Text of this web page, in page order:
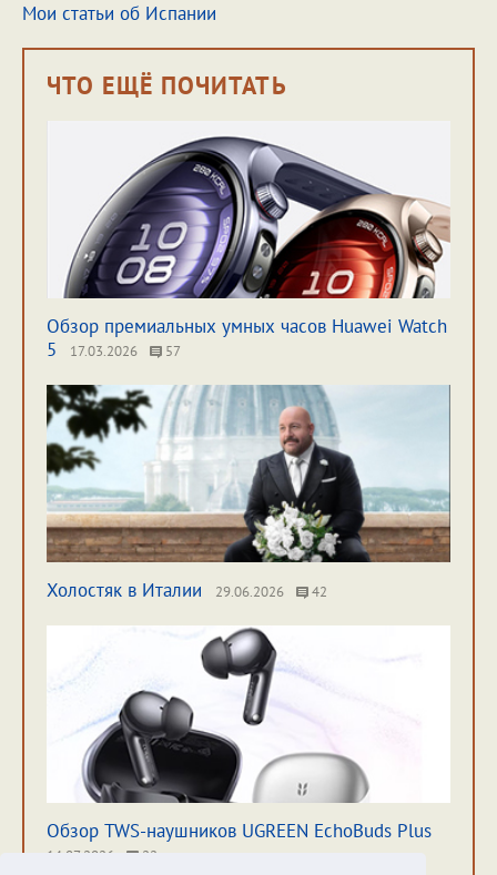
Мои статьи об Испании
ЧТО ЕЩЁ ПОЧИТАТЬ
Обзор премиальных умных часов Huawei Watch
5
17.03.2026 57
Холостяк в Италии 29.06.2026 42
Обзор TWS-наушников UGREEN EchoBuds Plus
14.07.2026 22